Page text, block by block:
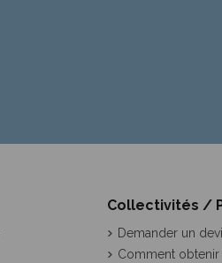
Collectivités /
Demander un
Comment obtenir